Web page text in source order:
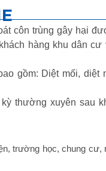
côn trùng gây hại
hàng khu dân
gồm: Diệt mối, diệt
thường xuyên sau
trường học, chung